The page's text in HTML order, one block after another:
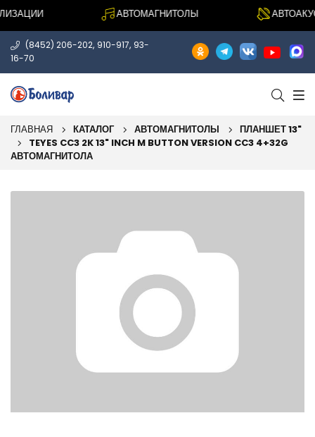
АВТОМАГНИТОЛЫ
(8452) 206-202, 910-917, 93-
16-70
ГЛАВНАЯ КАТАЛОГ АВТОМАГНИТОЛЫ
ПЛАНШЕТ 13"
TEYES CC3 2K 13" INCH M BUTTON VERSION CC3 4+32G
АВТОМАГНИТОЛА